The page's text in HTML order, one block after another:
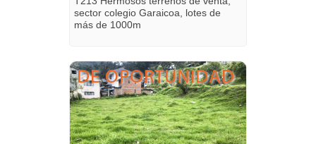
sector colegio Garaicoa, lotes de
más de 1000m
DE OPORTUNIDAD